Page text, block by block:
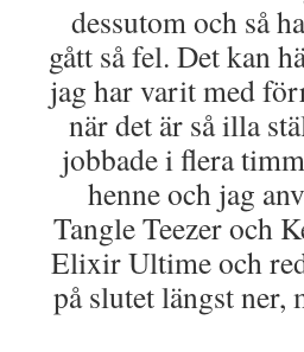
dessutom och så
gått så fel. Det kan
jag har varit med
när det är så illa
jobbade i flera
henne och jag
Tangle Teezer och
Elixir Ultime och
på slutet längst ner,